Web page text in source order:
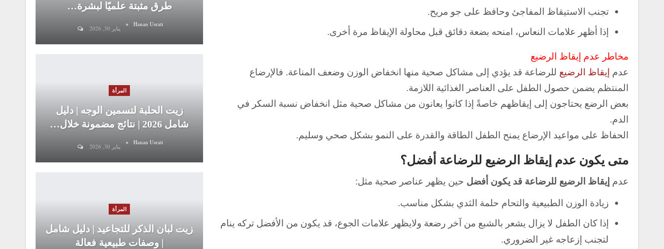
تجنب الاستيقاظ المفاجئ وحافظ على جو مريح.
إذا أظهر علامات النعاس، امنحه بضعة دقائق قبل محاولة الإيقاظ مرة أخرى.
مخاطر عدم إيقاظ الرضيع
عدم إيقاظ الرضيع للرضاعة قد يؤدي إلى مشاكل صحية منها انخفاض الوزن وضعف المناعة. فالإرضاع
المنتظم يضمن حصول الطفل على العناصر الغذائية اللازمة.
بعض الرضع يحتاجون إلى إيقاظهم خاصةً إذا كانوا يعانون من مشاكل صحية مثل انخفاض نسبة السكر في
الدم.
الحفاظ على مواعيد الإرضاع يمنح الطفل الطاقة والقدرة على النمو بشكل صحي وسليم.
متى يكون عدم إيقاظ الرضيع للرضاعة أفضل؟
عدم إيقاظ الرضيع للرضاعة قد يكون أفضل حين يظهر عناصر صحية مثل:
زيادة الوزن الطبيعية والتحام حلمة الثدي بشكل مناسب.
إذا كان الطفل لا يزال يشعر بالشبع من آخر رضعة ولايظهر علامات الجوع، قد يكون من الأفضل تركه ينام
لتجنب إزعاجه غير الضروري.
طرق مثبتة علميًا لبشرة…
Hanan Usrati
يناير 30, 2026
المرأة
زيت الحلبة لتسمين الوجه | دليل
شامل 2026 | نتائج مضمونة خلال…
Hanan Usrati
يناير 30, 2026
المرأة
زيت لبان الذكر للتجاعيد | دليل شامل
| وصفات طبيعية فعالة